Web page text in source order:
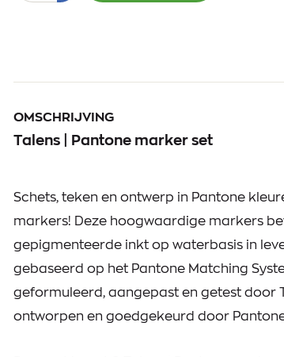
OMSCHRIJVING
Talens | Pantone marker set
Schets, teken en ontwerp in Pantone
markers! Deze hoogwaardige markers
gepigmenteerde inkt op waterbasis in
gebaseerd op het Pantone Matching
geformuleerd, aangepast en getest door
ontworpen en goedgekeurd door